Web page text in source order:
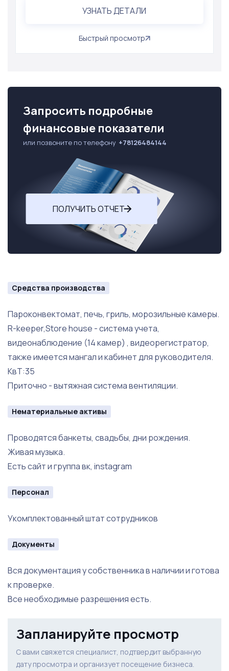
УЗНАТЬ ДЕТАЛИ
Быстрый просмотр
Запросить подробные
финансовые показатели
или позвоните по телефону +78126484144
ПОЛУЧИТЬ ОТЧЕТ
Средства производства
Пароконвектомат, печь, гриль, морозильные камеры.
R-keeper,Store house - система учета,
видеонаблюдение (14 камер) , видеорегистратор,
также имеется мангал и кабинет для руководителя.
КвТ:35
Приточно - вытяжная система вентиляции.
Нематериальные активы
Проводятся банкеты, свадьбы, дни рождения.
Живая музыка.
Есть сайт и группа вк, instagram
Персонал
Укомплектованный штат сотрудников
Документы
Вся документация у собственника в наличии и готова
к проверке.
Все необходимые разрешения есть.
Запланируйте просмотр
С вами свяжется специалист, подтвердит выбранную
дату просмотра и организует посещение бизнеса.